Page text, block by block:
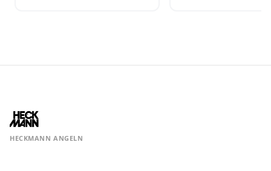
HECKMANN ANGELN